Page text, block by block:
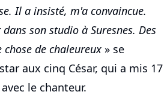
Il a insisté, m'a convaincue.
son studio à Suresnes. Des
de chaleureux » se
aux cinq César, qui a mis 17
le chanteur.